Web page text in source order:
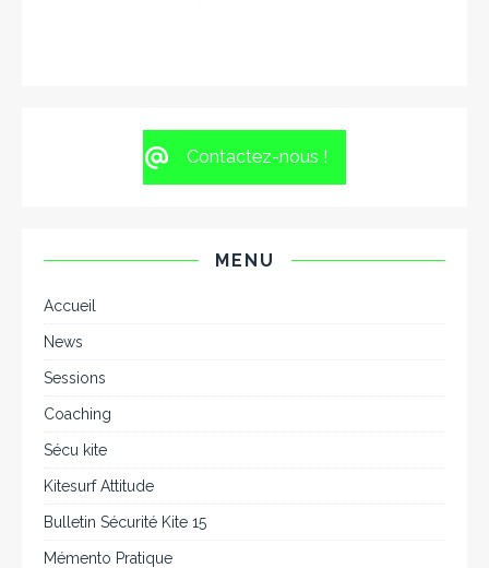
Contactez-nous !
MENU
Accueil
News
Sessions
Coaching
Sécu kite
Kitesurf Attitude
Bulletin Sécurité Kite 15
Mémento Pratique